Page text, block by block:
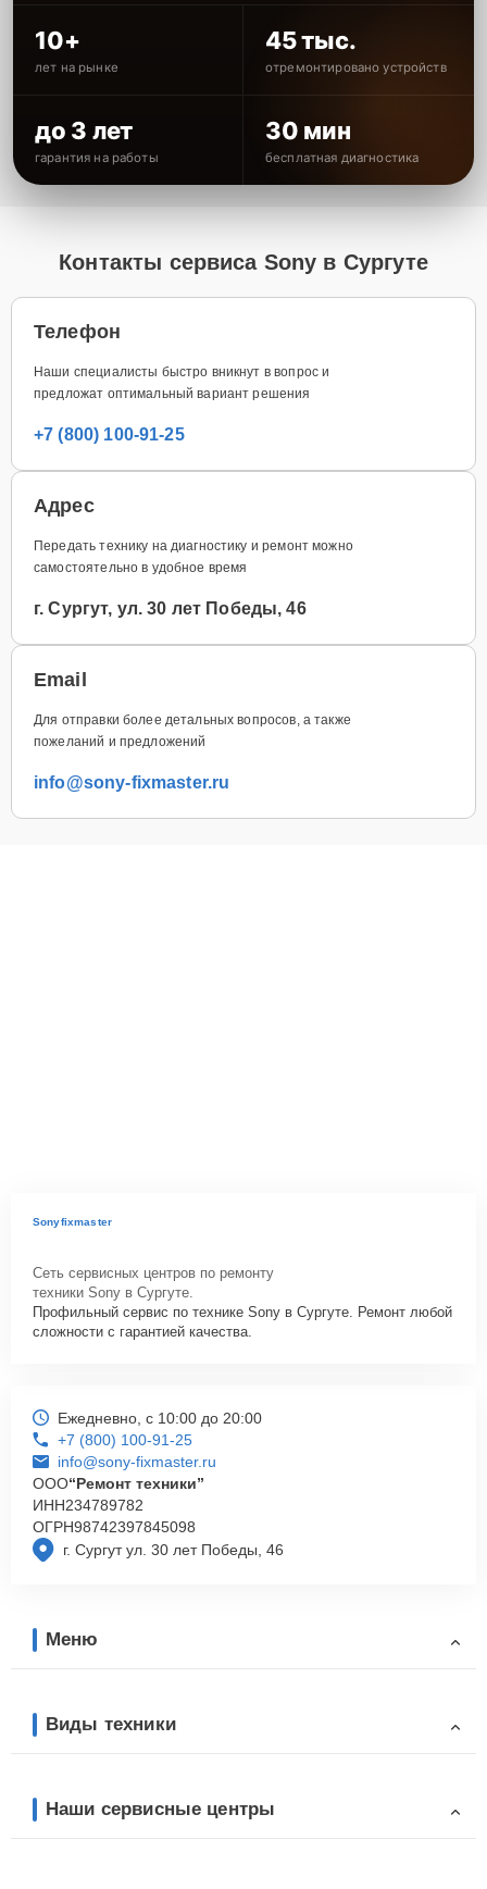
10+
лет на рынке
45 тыс.
отремонтировано устройств
до 3 лет
гарантия на работы
30 мин
бесплатная диагностика
Контакты сервиса Sony в Сургуте
Телефон
Наши специалисты быстро вникнут в вопрос и
предложат оптимальный вариант решения
+7 (800) 100-91-25
Адрес
Передать технику на диагностику и ремонт можно
самостоятельно в удобное время
г. Сургут, ул. 30 лет Победы, 46
Email
Для отправки более детальных вопросов, а также
пожеланий и предложений
info@sony-fixmaster.ru
Sonyfixmaster
Сеть сервисных центров по ремонту
техники Sony в Сургуте.
Профильный сервис по технике Sony в Сургуте. Ремонт любой
сложности с гарантией качества.
г. Сургут ул. 30 лет Победы, 46
Ежедневно, с 10:00 до 20:00
+7 (800) 100-91-25
info@sony-fixmaster.ru
ООО“Ремонт техники”
ИНН234789782
ОГРН98742397845098
Меню
Виды техники
Наши сервисные центры